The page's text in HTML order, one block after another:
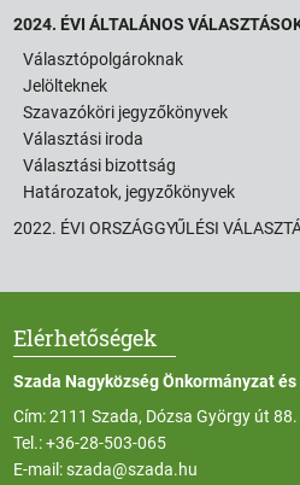
2024. ÉVI ÁLTALÁNOS
Választópolgároknak
Jelölteknek
Szavazóköri jegyzőkönyvek
Választási iroda
Választási bizottság
Határozatok, jegyzőkönyvek
2022. ÉVI ORSZÁGGYŰLÉSI
Elérhetőségek
Szada Nagyközség Önkormányzat
Cím: 2111 Szada, Dózsa György út 88.
Tel.:+36-28-503-065
E-mail:szada@szada.hu